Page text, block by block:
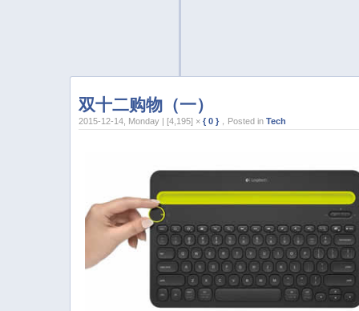
双十二购物（一）
2015-12-14, Monday | [4,195] ×{ 0 } ，Posted inTech